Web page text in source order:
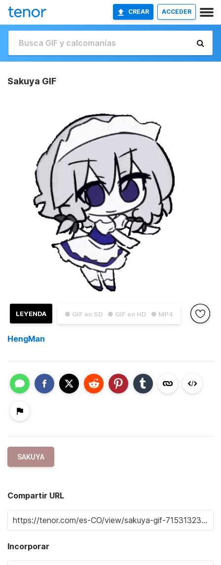
CREAR ACCEDER
Sakuya GIF
● GIF en SD ● GIF en HD ● MP4
LEYENDA
HengMan
SAKUYA
Compartir URL
Incorporar